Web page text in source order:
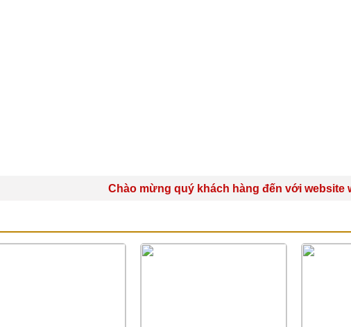
Chào mừng quý khách hàng đến với website